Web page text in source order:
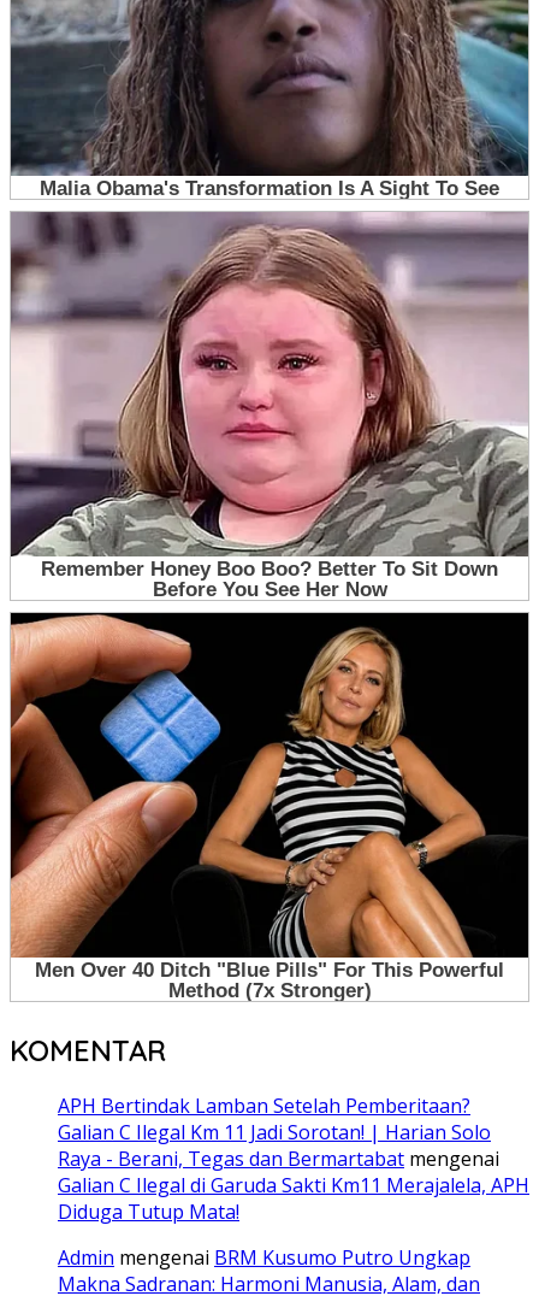
KOMENTAR
APH Bertindak Lamban Setelah Pemberitaan?
Galian C Ilegal Km 11 Jadi Sorotan! | Harian Solo
Raya - Berani, Tegas dan Bermartabat mengenai
Galian C Ilegal di Garuda Sakti Km11 Merajalela, APH
Diduga Tutup Mata!
Admin mengenai BRM Kusumo Putro Ungkap
Makna Sadranan: Harmoni Manusia, Alam, dan